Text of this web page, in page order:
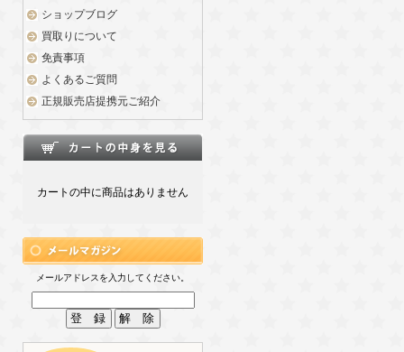
ショップブログ
買取りについて
免責事項
よくあるご質問
正規販売店提携元ご紹介
カートの中に商品はありません
メールアドレスを入力してください。